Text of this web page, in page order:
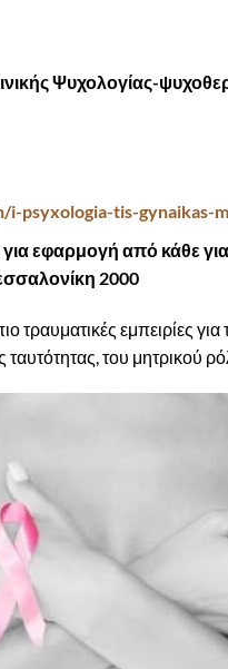
Ψυχολογίας-
psyxologia-tis-gynaikas-
για εφαρμογή από κάθε
2000
τραυματικές εμπειρίες
του μητρικού